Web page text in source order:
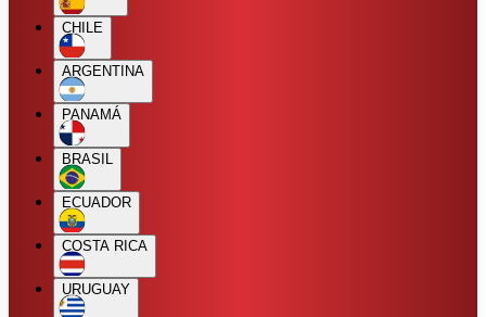
CHILE
ARGENTINA
PANAMÁ
BRASIL
ECUADOR
COSTA RICA
URUGUAY